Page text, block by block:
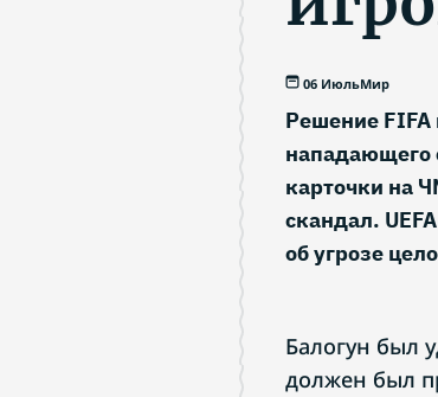
06 ИюльМир
Решение FIFA
нападающего
карточки на
скандал.
об угрозе
Балогун был
должен был